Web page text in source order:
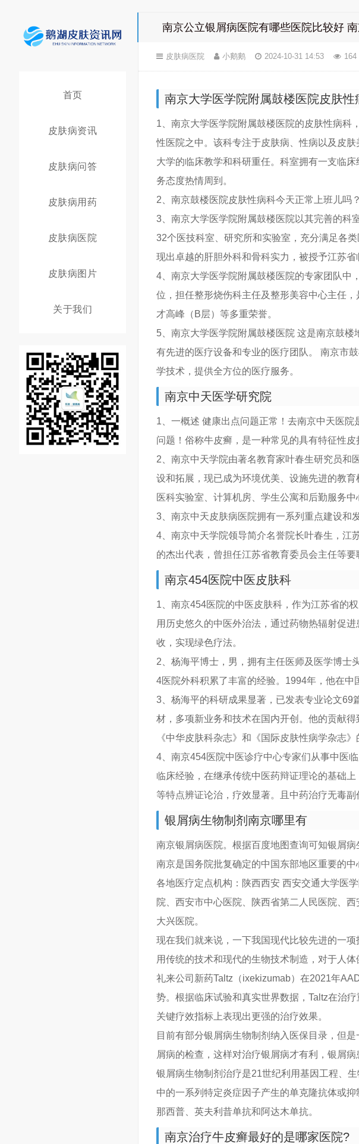
首页
皮肤病资讯
皮肤病问答
皮肤病用药
皮肤病医院
皮肤病图片
关于我们
南京公立银屑病医院有哪些医院比较好
皮肤病医院 小鹅鹅 2024-10-31 14:53 164
南京大学医学院附属鼓楼医院皮肤性
1、南京大学医学院附属鼓楼医院的皮肤性病科
性医院之中。该科专注于皮肤病、性病以及皮
大学的临床教学和科研重任。科室拥有一支临
务态度热情周到。
2、南京鼓楼医院皮肤性病科今天正常上班儿吗
3、南京大学医学院附属鼓楼医院以其完善的科
32个医技科室、研究所和实验室，充分满足各
现出卓越的肝胆外科和骨科实力，被授予江苏省
4、南京大学医学院附属鼓楼医院的专家团队中
位，担任整形烧伤科主任及整形美容中心主任
才高峰（B层）等多重荣誉。
5、南京大学医学院附属鼓楼医院 这是南京鼓
有先进的医疗设备和专业的医疗团队。 南京市
学技术，提供全方位的医疗服务。
南京中天医学研究院
1、一概述 健康出点问题正常！去南京中天医
问题！俗称牛皮癣，是一种常见的具有特征性皮
2、南京中天学院由著名教育家叶春生研究员和
设和拓展，现已成为环境优美、设施先进的教
医科实验室、计算机房、学生公寓和后勤服务中
3、南京中天皮肤病医院拥有一系列重点建设和
4、南京中天学院领导简介名誉院长叶春生，江
的杰出代表，曾担任江苏省教育委员会主任等
南京454医院中医皮肤科
1、南京454医院的中医皮肤科，作为江苏省的
用历史悠久的中医外治法，通过药物热辐射促
收，实现绿色疗法。
2、杨海平博士，男，拥有主任医师及医学博士
4医院外科积累了丰富的经验。1994年，他在中
3、杨海平的科研成果显著，已发表专业论文
材，多项新业务和技术在国内开创。他的贡献
《中华皮肤科杂志》和《国际皮肤性病学杂志
4、南京454医院中医诊疗中心专家们从事中医
临床经验，在继承传统中医药辩证理论的基础
等特点辨证论治，疗效显著。且中药治疗无毒
银屑病生物制剂南京哪里有
南京银屑病医院。根据百度地图查询可知银屑
南京是国务院批复确定的中国东部地区重要的
各地医疗定点机构：陕西西安 西安交通大学医
院、西安市中心医院、陕西省第二人民医院、
大兴医院。
现在我们就来说，一下我国现代比较先进的一
用传统的技术和现代的生物技术制造，对于人
礼来公司新药Taltz（ixekizumab）在2021年
势。根据临床试验和真实世界数据，Taltz在治
关键疗效指标上表现出更强的治疗效果。
目前有部分银屑病生物制剂纳入医保目录，但
屑病的检查，这样对治疗银屑病才有利，银屑
银屑病生物制剂治疗是21世纪利用基因工程、
中的一系列特定炎症因子产生的单克隆抗体或
那西普、英夫利昔单抗和阿达木单抗。
南京治疗牛皮癣最好的是哪家医院?